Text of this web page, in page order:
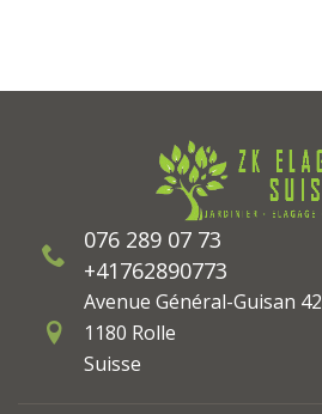
076 289 07 73
+41762890773
Avenue Général-Guisan 42
1180 Rolle
Suisse